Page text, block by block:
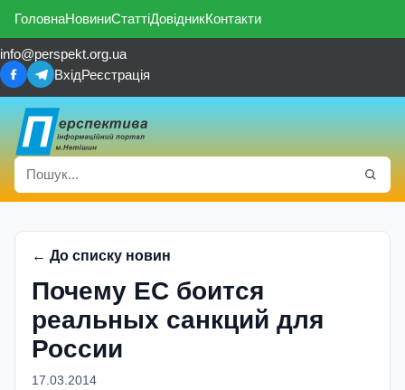
ГоловнаНовиниСтаттіДовідникКонтакти
info@perspekt.org.ua
ВхідРеєстрація
← До списку новин
Почему ЕС боится
реальных санкций для
России
17.03.2014